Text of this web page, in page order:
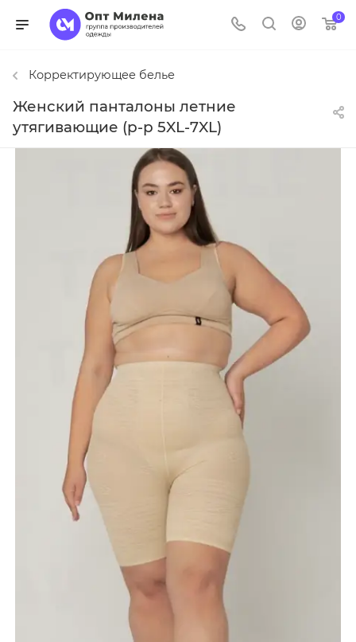
0
Корректирующее белье
Женский панталоны летние
утягивающие (р-р 5XL-7XL)